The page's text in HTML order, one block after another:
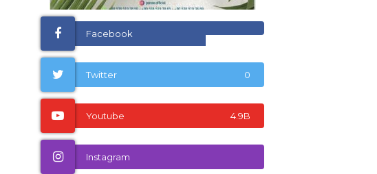
Facebook
Twitter 0
Youtube 4.9B
Instagram